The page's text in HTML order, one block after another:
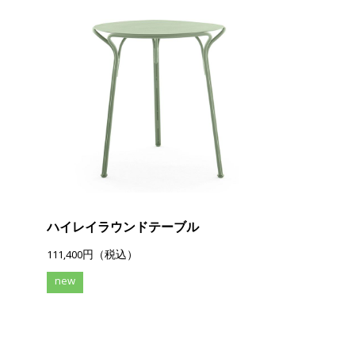
ハイレイラウンドテーブル
111,400円（税込）
new